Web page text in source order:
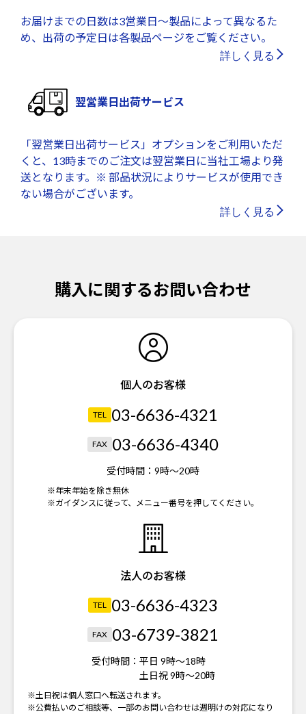
お届けまでの日数は3営業日～製品によって異なるた
め、出荷の予定日は各製品ページをご覧ください。
詳しく見る
翌営業日出荷サービス
「翌営業日出荷サービス」オプションをご利用いただ
くと、13時までのご注文は翌営業日に当社工場より発
送となります。※ 部品状況によりサービスが使用でき
ない場合がございます。
詳しく見る
購入に関するお問い合わせ
個人のお客様
TEL 03-6636-4321
FAX 03-6636-4340
受付時間： 9時～20時
※年末年始を除き無休
※ガイダンスに従って、メニュー番号を押してください。
法人のお客様
TEL 03-6636-4323
FAX 03-6739-3821
受付時間： 平日 9時～18時
土日祝 9時～20時
※土日祝は個人窓口へ転送されます。
※公費払いのご相談等、一部のお問い合わせは週明けの対応になり